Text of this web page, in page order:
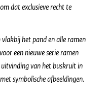
dat exclusieve recht te
het pand en alle ramen
een nieuwe serie ramen
van het buskruit in
symbolische afbeeldingen.